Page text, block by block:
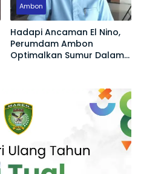
Ambon
Hadapi Ancaman El Nino,
Perumdam Ambon
Optimalkan Sumur Dalam